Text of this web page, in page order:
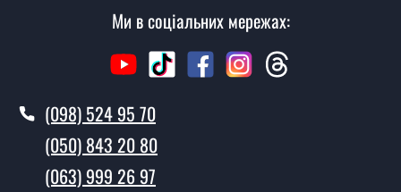
Вартість встановлення дверей Соренто - від 1600 грн.
Як швидко можете встановити двері
Соренто?
У той самий день протягом кількох годин, за умови
наявності їх на складі, чи наступного дня.
Чи можна на сьогодні викликати
замірника?
Ми в соціальних мережах:
(098) 524 95 70
(050) 843 20 80
(063) 999 26 97